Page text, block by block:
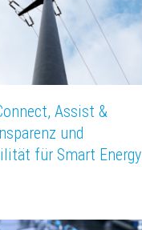
Assist &
und
für Smart Energy